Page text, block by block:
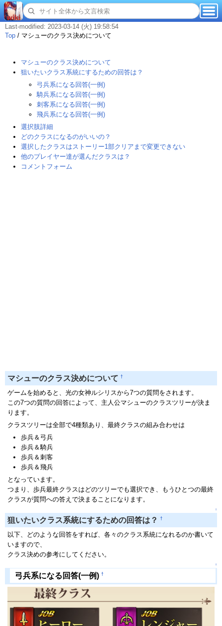
Last-modified: 2023-03-14 (火) 19:58:54
Top / マシューのクラス決めについて
マシューのクラス決めについて
狙いたいクラス系統にするための回答は？
弓兵系になる回答(一例)
騎兵系になる回答(一例)
刺客系になる回答(一例)
飛兵系になる回答(一例)
選択肢詳細
どのクラスになるのがいいの？
選択したクラスはストーリー1部クリアまで変更できない
他のプレイヤー達が選んだクラスは？
コメントフォーム
マシューのクラス決めについて †
ゲームを始めると、光の女神ルシリスから7つの質問をされます。
この7つの質問の回答によって、主人公マシューのクラスツリーが決ま
ります。
クラスツリーは全部で4種類あり、最終クラスの組み合わせは
歩兵＆弓兵
歩兵＆騎兵
歩兵＆刺客
歩兵＆飛兵
となっています。
つまり、歩兵最終クラスはどのツリーでも選択でき、もうひとつの最終
クラスが質問への答えで決まることになります。
↑
狙いたいクラス系統にするための回答は？ †
以下、どのような回答をすれば、各々のクラス系統になれるのか書いて
いますので、
クラス決めの参考にしてください。
↑
弓兵系になる回答(一例) †